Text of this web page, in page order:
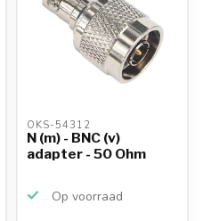
OKS-54312
N (m) - BNC (v)
adapter - 50 Ohm
Op voorraad